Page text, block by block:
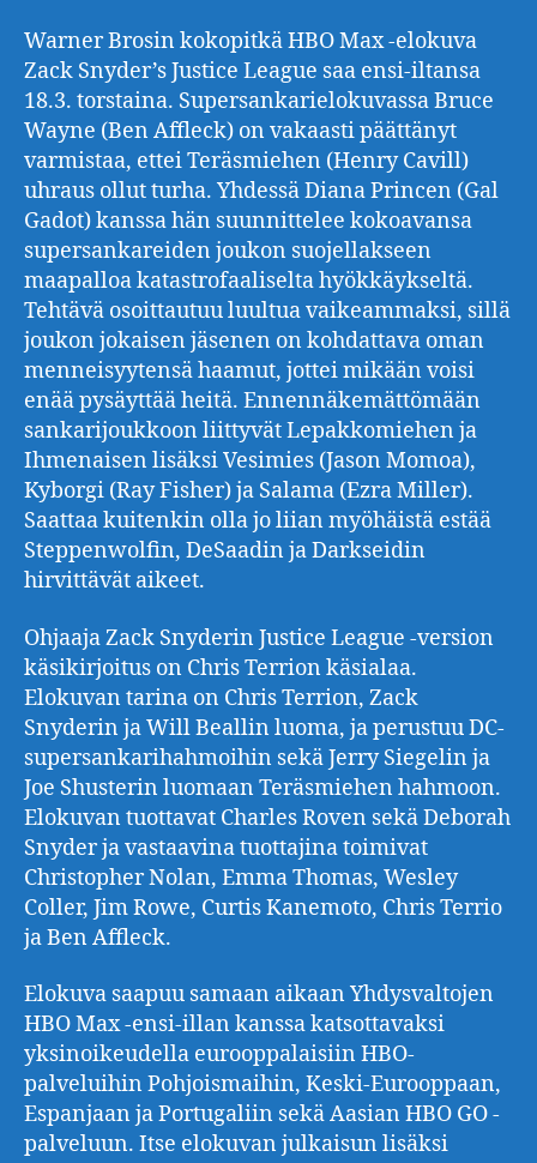
Warner Brosin kokopitkä HBO Max -elokuva
Zack Snyder’s Justice League saa ensi-iltansa
18.3. torstaina. Supersankarielokuvassa Bruce
Wayne (Ben Affleck) on vakaasti päättänyt
varmistaa, ettei Teräsmiehen (Henry Cavill)
uhraus ollut turha. Yhdessä Diana Princen (Gal
Gadot) kanssa hän suunnittelee kokoavansa
supersankareiden joukon suojellakseen
maapalloa katastrofaaliselta hyökkäykseltä.
Tehtävä osoittautuu luultua vaikeammaksi, sillä
joukon jokaisen jäsenen on kohdattava oman
menneisyytensä haamut, jottei mikään voisi
enää pysäyttää heitä. Ennennäkemättömään
sankarijoukkoon liittyvät Lepakkomiehen ja
Ihmenaisen lisäksi Vesimies (Jason Momoa),
Kyborgi (Ray Fisher) ja Salama (Ezra Miller).
Saattaa kuitenkin olla jo liian myöhäistä estää
Steppenwolfin, DeSaadin ja Darkseidin
hirvittävät aikeet.
Ohjaaja Zack Snyderin Justice League -version
käsikirjoitus on Chris Terrion käsialaa.
Elokuvan tarina on Chris Terrion, Zack
Snyderin ja Will Beallin luoma, ja perustuu DC-
supersankarihahmoihin sekä Jerry Siegelin ja
Joe Shusterin luomaan Teräsmiehen hahmoon.
Elokuvan tuottavat Charles Roven sekä Deborah
Snyder ja vastaavina tuottajina toimivat
Christopher Nolan, Emma Thomas, Wesley
Coller, Jim Rowe, Curtis Kanemoto, Chris Terrio
ja Ben Affleck.
Elokuva saapuu samaan aikaan Yhdysvaltojen
HBO Max -ensi-illan kanssa katsottavaksi
yksinoikeudella eurooppalaisiin HBO-
palveluihin Pohjoismaihin, Keski-Eurooppaan,
Espanjaan ja Portugaliin sekä Aasian HBO GO -
palveluun. Itse elokuvan julkaisun lisäksi